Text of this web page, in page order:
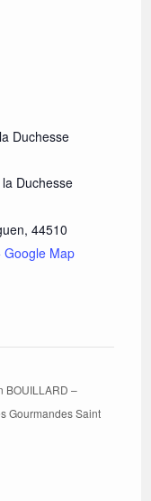
Duchesse
Duchesse
, 44510
Google Map
BOUILLARD –
Gourmandes Saint